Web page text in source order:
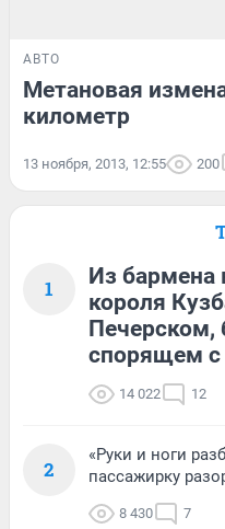
АВТО
Метановая
километр
13 ноября, 2013, 12:55 200
1
Из бармена
короля
Печерском,
спорящем с
14 022 12
2
«Руки и ноги
пассажирку
8 430 7